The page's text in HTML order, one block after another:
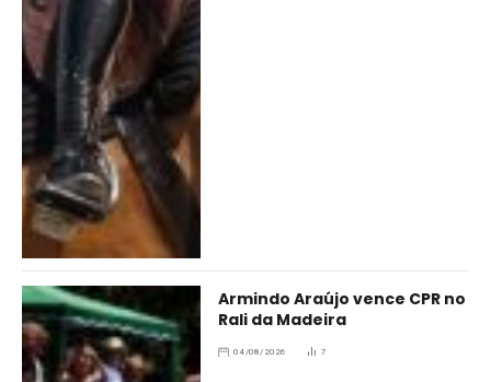
Armindo Araújo vence CPR no
Rali da Madeira
04/08/2026 7